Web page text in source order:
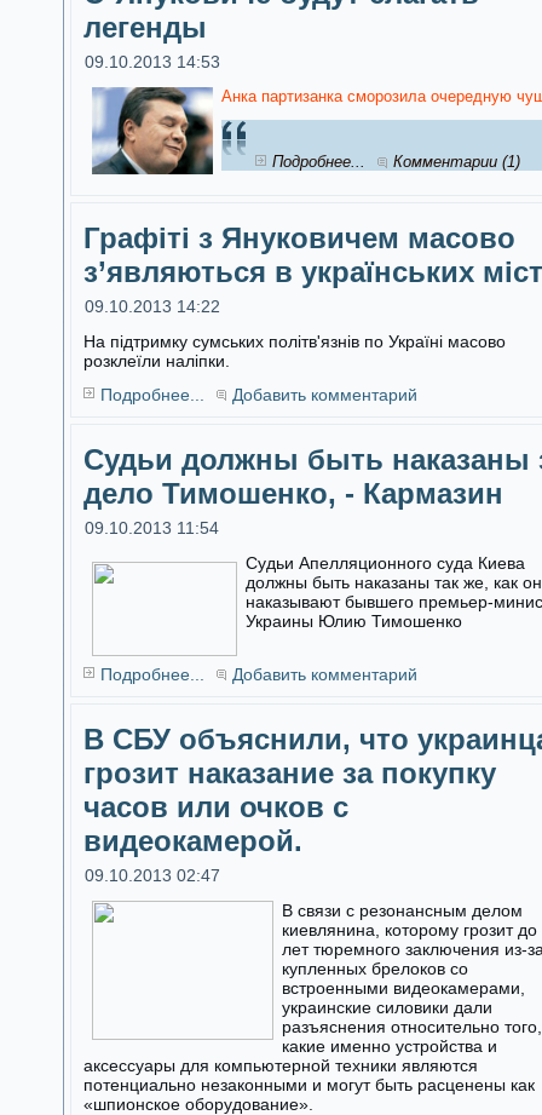
легенды
09.10.2013 14:53
Анка партизанка сморозила очередную
Подробнее... Комментарии (1)
Графіті з Януковичем масово
з’являються в українських
09.10.2013 14:22
На підтримку сумських політв'язнів по Україні масово
розклеїли наліпки.
Подробнее...
Добавить комментарий
Судьи должны быть наказаны
дело Тимошенко, - Кармазин
09.10.2013 11:54
Судьи Апелляционного суда Киева
должны быть наказаны так же, как
наказывают бывшего премьер-
Украины Юлию Тимошенко
Подробнее... Добавить комментарий
В СБУ объяснили, что
грозит наказание за покупку
часов или очков с
видеокамерой.
09.10.2013 02:47
В связи с резонансным делом
киевлянина, которому грозит до
лет тюремного заключения из-
купленных брелоков со
встроенными видеокамерами,
украинские силовики дали
разъяснения относительно того,
какие именно устройства и
аксессуары для компьютерной техники являются
потенциально незаконными и могут быть расценены как
«шпионское оборудование».